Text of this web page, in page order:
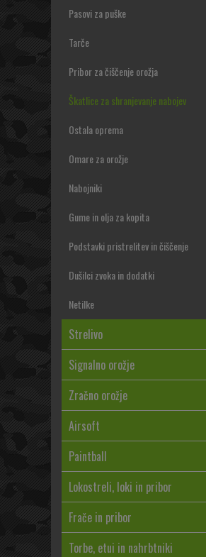
Pasovi za puške
Tarče
Pribor za čiščenje orožja
Škatlice za shranjevanje nabojev
Ostala oprema
Omare za orožje
Nabojniki
Gume in olja za kopita
Podstavki pristrelitev in čiščenje
Dušilci zvoka in dodatki
Netilke
Strelivo
Signalno orožje
Zračno orožje
Airsoft
Paintball
Lokostreli, loki in pribor
Frače in pribor
Torbe, etui in nahrbtniki